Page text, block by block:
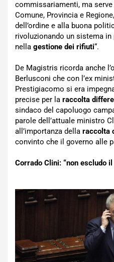
commissariamenti, ma
Comune, Provincia e
dell’ordine e alla buona
rivoluzionando un sistema
nella gestione dei rifiuti“.
De Magistris ricorda anche
Berlusconi che con l’ex
Prestigiacomo si era
precise per la raccolta
sindaco del capoluogo
parole dell’attuale ministro
all’importanza della raccolta
convinto che il governo alle
Corrado Clini: “non escludo